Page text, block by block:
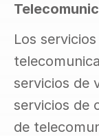
Los
servicios de
servicios de
de